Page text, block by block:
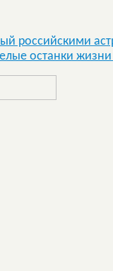
российскими
останки